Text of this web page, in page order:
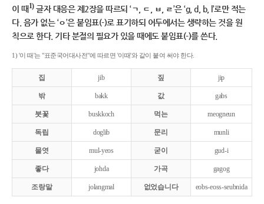
이 때1)글자 대응은 제2장을 따르되 ‘ㄱ, ㄷ, ㅂ, ㄹ’은 ‘g, d, b, l’로만 적는
다. 음가 없는 ‘ㅇ’은 붙임표(-)로 표기하되 어두에서는 생략하는 것을 원
칙으로 한다. 기타 분절의 필요가 있을 때에도 붙임표(-)를 쓴다.
1) '이 때'는 "표준국어대사전"에 따르면 '이때'와 같이 붙여 써야 한다.
집 jib 짚 jip
밖 bakk 값 gabs
붓꽃 buskkoch 먹는 meogneun
독립 doglib 문리 munli
물엿 mul-yeos 굳이 gud-i
좋다 johda 가곡 gagog
조랑말 jolangmal 없었습니다 eobs-eoss-seubnida